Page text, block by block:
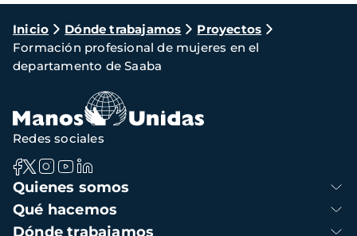
Ruta
de
navegación
Inicio Dónde trabajamos
Proyectos
Formación profesional de mujeres en el
departamento de Saaba
Navegación
principal
Quienes somos
Qué hacemos
Dónde trabajamos
Redes sociales